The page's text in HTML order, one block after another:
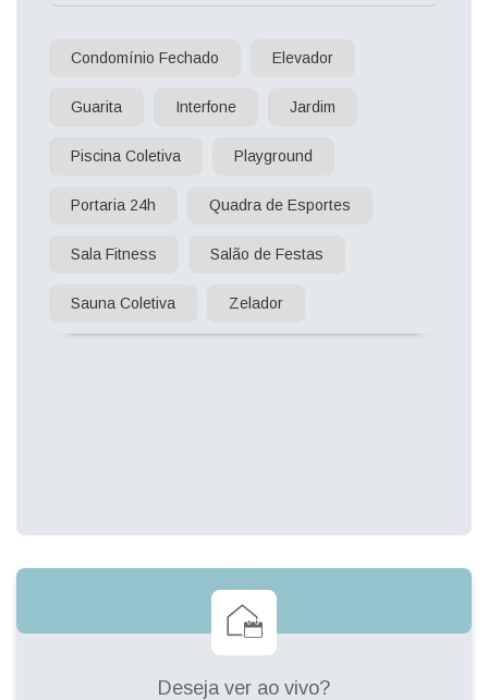
Condomínio Fechado Elevador
Guarita Interfone Jardim
Piscina Coletiva Playground
Portaria 24h Quadra de Esportes
Sala Fitness Salão de Festas
Sauna Coletiva Zelador
Deseja ver ao vivo?